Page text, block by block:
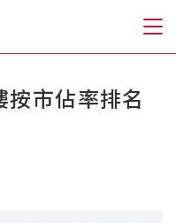
市佔率排名